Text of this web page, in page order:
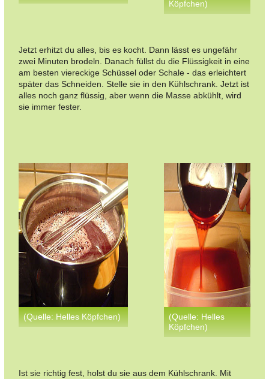
Köpfchen)
Jetzt erhitzt du alles, bis es kocht. Dann lässt es ungefähr
zwei Minuten brodeln. Danach füllst du die Flüssigkeit in eine
am besten viereckige Schüssel oder Schale - das erleichtert
später das Schneiden. Stelle sie in den Kühlschrank. Jetzt ist
alles noch ganz flüssig, aber wenn die Masse abkühlt, wird
sie immer fester.
(Quelle: Helles Köpfchen)
(Quelle: Helles
Köpfchen)
Ist sie richtig fest, holst du sie aus dem Kühlschrank. Mit